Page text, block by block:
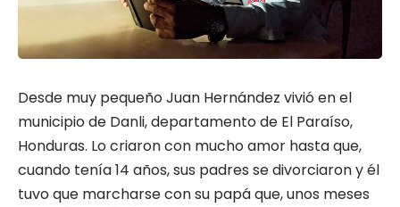
Desde muy pequeño Juan Hernández vivió en el
municipio de Danli, departamento de El Paraíso,
Honduras. Lo criaron con mucho amor hasta que,
cuando tenía 14 años, sus padres se divorciaron y él
tuvo que marcharse con su papá que, unos meses